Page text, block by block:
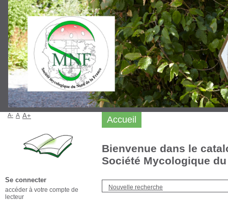
Bienvenue dans le
Société Mycologique
Nouvelle recherche
Accueil
A- A A+
Se connecter
accéder à votre compte de
lecteur